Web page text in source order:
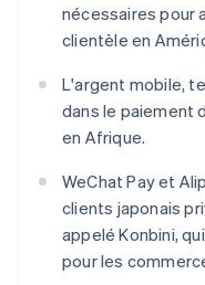
nécessaires pour
clientèle en
L'argent mobile,
dans le paiement
en Afrique.
WeChat Pay et
clients japonais
appelé Konbini,
pour les